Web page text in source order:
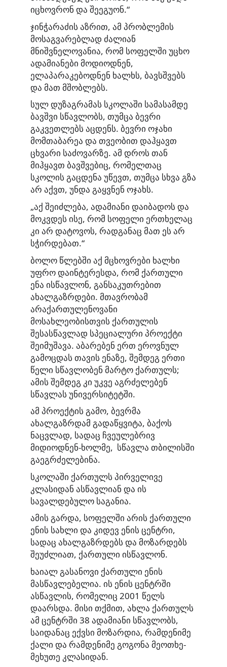
იცხოვრონ და შეეგუონ.“
ჯინჭარაძის აზრით, ამ პრობლემის
მოსაგვარებლად ძალიან
მნიშვნელოვანია, რომ სოფელში უცხო
ადამიანები მოდიოდნენ,
ელაპარაკებოდნენ ხალხს, ბავსშვებს
და მათ მშობლებს.
სულ დუზაგრამას სკოლაში სამასამდე
ბავშვი სწავლობს, თუმცა ბევრი
გაკვეთლებს აცდენს. ბევრი ოჯახი
მომთაბარეა და თვეობით დაჰყავთ
ცხვარი საძოვარზე. ამ დროს თან
მიჰყავთ ბავშვებიც, რომელთაც
სკოლის გაცდენა უწევთ, თუმცა სხვა გზა
არ აქვთ, უნდა გაყვნენ ოჯახს.
„აქ შეიძლება, ადამიანი დაიბადოს და
მოკვდეს ისე, რომ სოფელი ერთხელაც
კი არ დატოვოს, რადგანაც მათ ეს არ
სჭირდებათ.“
ბოლო წლებში აქ მცხოვრები ხალხი
უფრო დაინტერესდა, რომ ქართული
ენა ისწავლონ, განსაკუთრებით
ახალგაზრდები. მთავრობამ
არაქართულენოვანი
მოსახლეობისთვის ქართულის
შესასწავლად სპეციალური პროექტი
შეიმუშავა. აბარებენ ერთ ეროვნულ
გამოცდას თავის ენაზე, შემდეგ ერთი
წელი სწავლობენ მარტო ქართულს;
ამის შემდეგ კი უკვე აგრძელებენ
სწავლას უნივერსიტეტში.
ამ პროექტის გამო, ბევრმა
ახალგაზრდამ გადაწყვიტა, ბაქოს
ნაცვლად, სადაც ჩვეულებრივ
მიდიოდნენ-ხოლმე, სწავლა თბილისში
გაეგრძელებინა.
სკოლაში ქართულს პირველივე
კლასიდან ასწავლიან და ის
სავალდებულო საგანია.
ამის გარდა, სოფელში არის ქართული
ენის სახლი და კიდევ ენის ცენტრი,
სადაც ახალგაზრდებს და მოზარდებს
შეუძლიათ, ქართული ისწავლონ.
ხაიალ გასანოვი ქართული ენის
მასწავლებელია. ის ენის ცენტრში
ასწავლის, რომელიც 2001 წელს
დაარსდა. მისი თქმით, ახლა ქართულს
ამ ცენტრში 38 ადამიანი სწავლობს,
საიდანაც ექვსი მოზარდია, რამდენიმე
ქალი და რამდენიმე გოგონა მეოთხე-
მეხუთე კლასიდან.